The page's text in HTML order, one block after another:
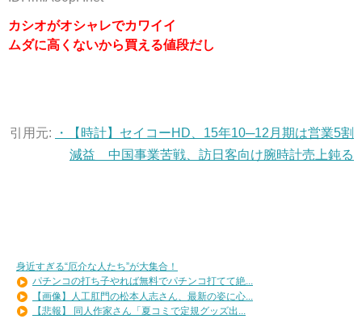
カシオがオシャレでカワイイ
ムダに高くないから買える値段だし
引用元:
・【時計】セイコーHD、15年10─12月期は営業5割
減益 中国事業苦戦、訪日客向け腕時計売上鈍る
身近すぎる“厄介な人たち”が大集合！
パチンコの打ち子やれば無料でパチンコ打てて絶...
【画像】人工肛門の松本人志さん、最新の姿に心...
【悲報】 同人作家さん「夏コミで定規グッズ出...